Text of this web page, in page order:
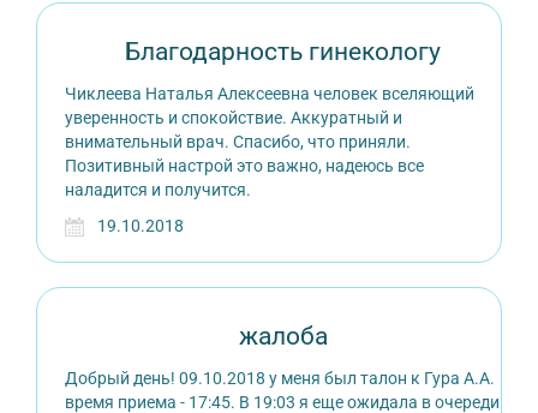
Благодарность гинекологу
Чиклеева Наталья Алексеевна человек вселяющий
уверенность и спокойствие. Аккуратный и
внимательный врач. Спасибо, что приняли.
Позитивный настрой это важно, надеюсь все
наладится и получится.
19.10.2018
жалоба
Добрый день! 09.10.2018 у меня был талон к Гура А.А.
время приема - 17:45. В 19:03 я еще ожидала в очереди